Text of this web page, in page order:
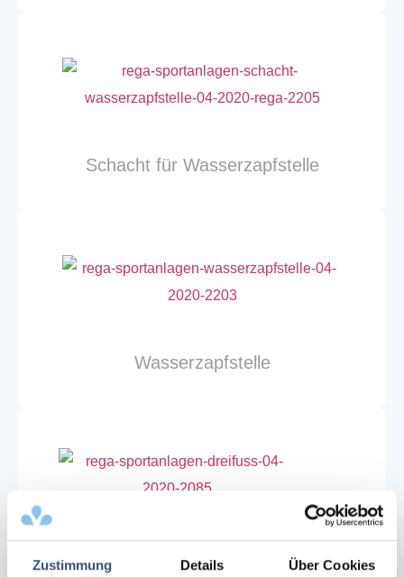
Zustimmung Details Über Cookies
Schacht für Wasser­zapfstelle
Wasser­zapfstelle